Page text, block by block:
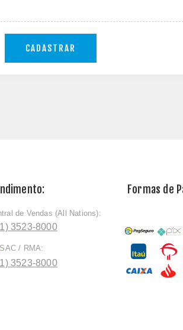
CADASTRAR
de Vendas (All Nations):
3523-8000
SAC / RMA:
3523-8000
Formas de